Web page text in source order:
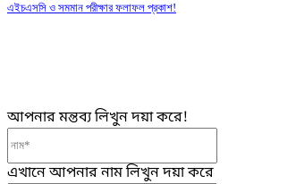
এইচএসসি ও সমমান পরীক্ষার ফলাফল প্রকাশ!
আপনার মন্তব্য লিখুন দয়া করে!
এখানে আপনার নাম লিখুন দয়া করে